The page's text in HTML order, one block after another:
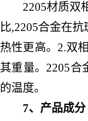
2205材质双相
比,2205合金在
热性更高。2.双
其重量。2205合
的温度。
7、产品成分